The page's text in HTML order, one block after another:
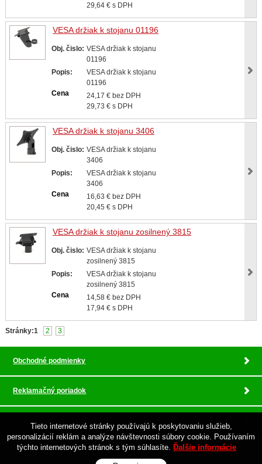
29,64 € s DPH
VESA držiak k stojanu 01196
Obj. čislo: VESA držiak k stojanu
01196
Popis:
VESA držiak k stojanu
01196
Cena
24,17 € bez DPH
29,73 € s DPH
VESA držiak k stojanu 3406
Obj. čislo: VESA držiak k stojanu
3406
Popis:
VESA držiak k stojanu
3406
Cena
16,63 € bez DPH
20,45 € s DPH
VESA držiak k stojanu zosilnený 3815
Obj. čislo: VESA držiak k stojanu
zosilnený 3815
Popis:
VESA držiak k stojanu
zosilnený 3815
Cena
14,58 € bez DPH
17,94 € s DPH
Stránky:1 2 3
Obchodné podmienky
Reklamačný poriadok
Tieto internetové stránky používajú k poskytovaniu služieb,
personalizácií reklám a analýze návštevnosti súbory cookie. Používaním
týchto internetových stránok s tým súhlasíte. Ďalšie informácie